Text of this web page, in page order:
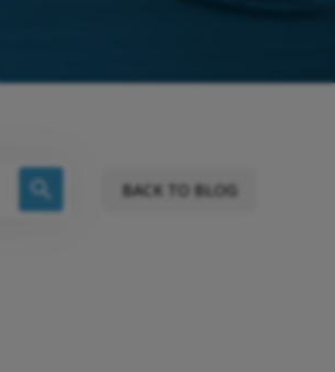
BACK TO BLOG